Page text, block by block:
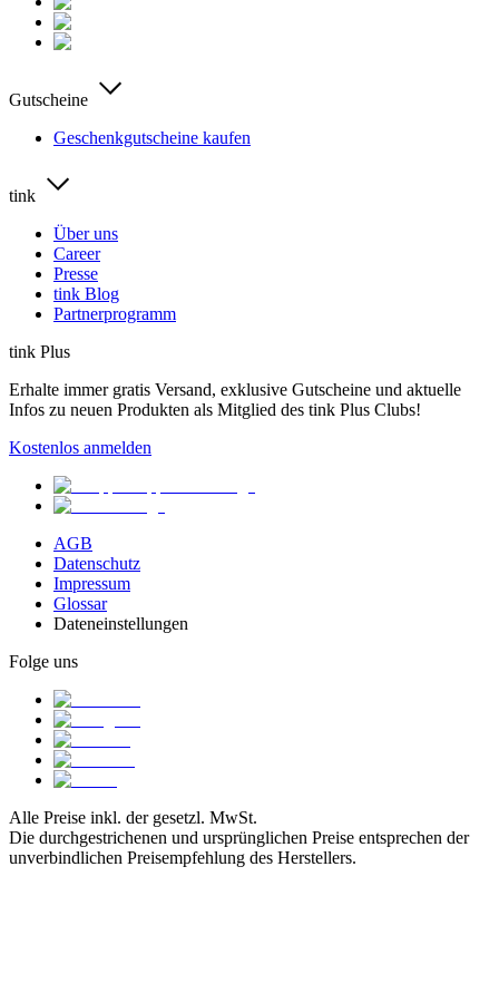
Gutscheine
Geschenkgutscheine kaufen
tink
Über uns
Career
Presse
tink Blog
Partnerprogramm
tink Plus
Erhalte immer gratis Versand, exklusive Gutscheine und aktuelle
Infos zu neuen Produkten als Mitglied des tink Plus Clubs!
Kostenlos anmelden
AGB
Datenschutz
Impressum
Glossar
Dateneinstellungen
Folge uns
Alle Preise inkl. der gesetzl. MwSt.
Die durchgestrichenen und ursprünglichen Preise entsprechen der
unverbindlichen Preisempfehlung des Herstellers.